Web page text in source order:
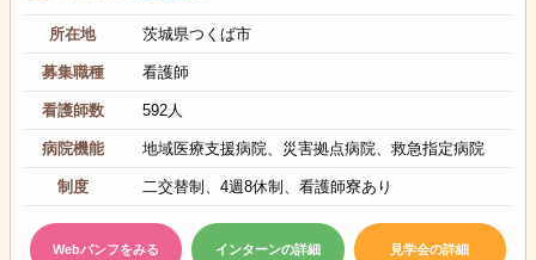
所在地 茨城県つくば市
募集職種 看護師
看護師数 592人
病院機能 地域医療支援病院、災害拠点病院、救急指定病院
制度 二交替制、4週8休制、看護師寮あり
Webパンフをみる インターンの詳細 見学会の詳細